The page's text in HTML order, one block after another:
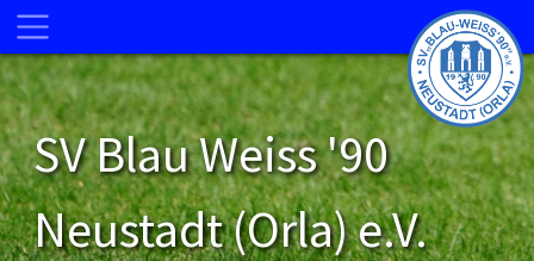
SV Blau Weiss '90
Neustadt (Orla) e.V.